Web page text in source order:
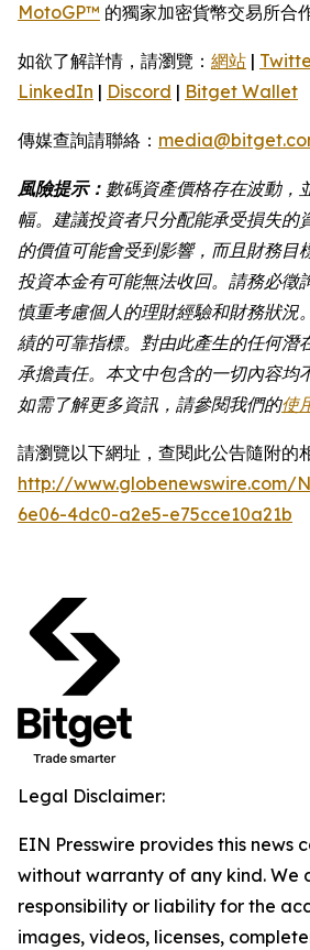
MotoGP™ 的獨家加密貨幣交易所合
如欲了解詳情，請瀏覽： 網站 |
LinkedIn | Discord | Bitget Wallet
傳媒查詢請聯絡：
風險提示： 數碼資產價格存在波動，
幅。建議投資者只分配能承受損失的
的價值可能會受到影響，而且財務目
投資本金有可能無法收回。請務必徵
慎重考慮個人的理財經驗和財務狀況
績的可靠指標。對由此產生的任何
承擔責任。本文中包含的一切內容均
如需了解更多資訊，請參閱我們的使
請瀏覽以下網址，查閱此公告隨附的
http://www.globenewswire.com/
6e06-4dc0-a2e5-e75cce10a21b
Legal Disclaimer:
EIN Presswire provides this news
without warranty of any kind. We
responsibility or liability for the
images, videos, licenses,